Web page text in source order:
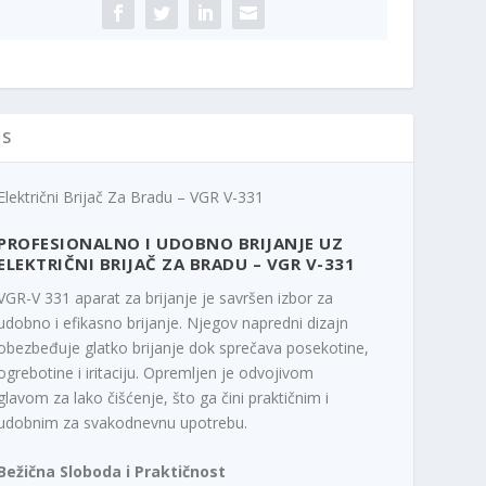
n
e
j
e
b
i
l
a
:
2
.
2
9
0
0
a
:
5
9
0
,
0
0
R
Električni Brijač Za Bradu – VGR V-331
I UDOBNO BRIJANJE UZ
BRIJAČ ZA BRADU – VGR V-331
V 331 aparat za brijanje je savršen izbor za
i efikasno brijanje. Njegov napredni dizajn
glatko brijanje dok sprečava posekotine,
i iritaciju. Opremljen je odvojivom
glavom za lako čišćenje, što ga čini praktičnim i
za svakodnevnu upotrebu.
Sloboda i Praktičnost